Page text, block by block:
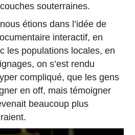
souterraines.
étions dans l’idée de
interactif, en
les populations locales, en
on s’est rendu
compliqué, que les gens
en off, mais témoigner
beaucoup plus